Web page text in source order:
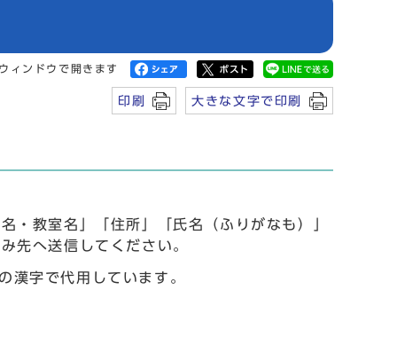
ィンドウで開きます
印刷 大きな文字で印刷
・教室名」「住所」「氏名（ふりがなも）」
先へ送信してください。
字で代用しています。